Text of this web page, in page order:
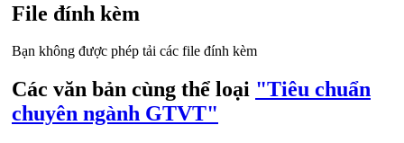
File đính kèm
Bạn không được phép tải các file đính kèm
Các văn bản cùng thể loại "Tiêu chuẩn
chuyên ngành GTVT"